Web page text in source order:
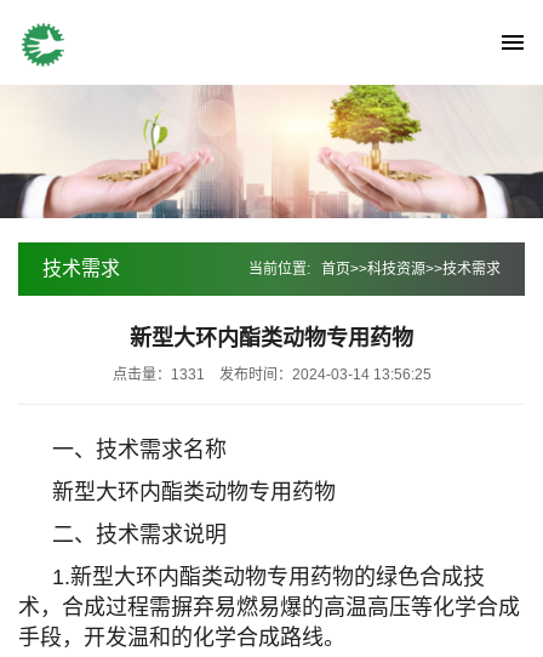
技术需求 当前位置: 首页>>科技资源>>技术需求
新型大环内酯类动物专用药物
点击量：1331 发布时间：2024-03-14 13:56:25
一、技术需求名称
新型大环内酯类动物专用药物
二、技术需求说明
1.新型大环内酯类动物专用药物的绿色合成技
术，合成过程需摒弃易燃易爆的高温高压等化学合成
手段，开发温和的化学合成路线。